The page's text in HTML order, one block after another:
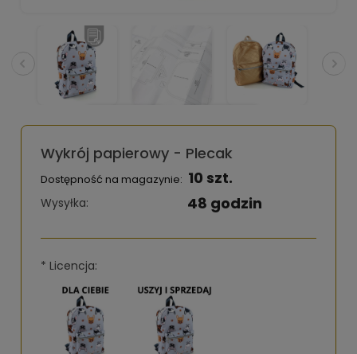
Wykrój papierowy - Plecak
Dostępność na magazynie: 10 szt.
Wysyłka: 48 godzin
* Licencja: